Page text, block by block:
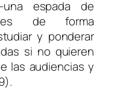
espada de
de forma
y ponderar
si no quieren
las audiencias y